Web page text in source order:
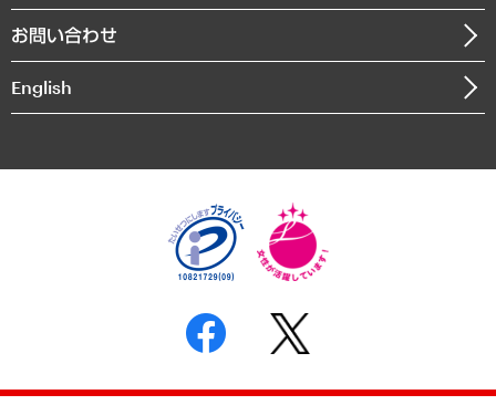
自然資源・農林水産業・食料システム
組織図・本部部室紹介
インドネシア現地法人
個人情報保護方針
反社会的勢力に対する基本方針
書面による個人情報の開示等の請求の手続きについて
お問い合わせ
English